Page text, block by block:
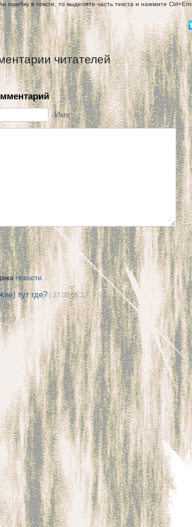
ошибку в тексте, то выделите часть текста и нажмите
читателей
Имя
Новости
тут где?| 27.08 05:22